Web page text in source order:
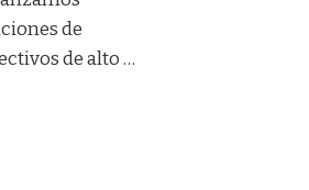
de
de alto …